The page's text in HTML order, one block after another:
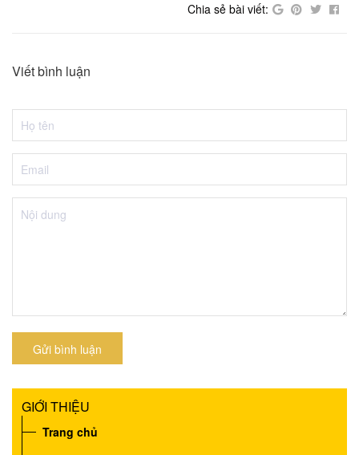
GIỚI THIỆU
Trang chủ
Chia sẻ bài viết:
Viết bình luận
Gửi bình luận